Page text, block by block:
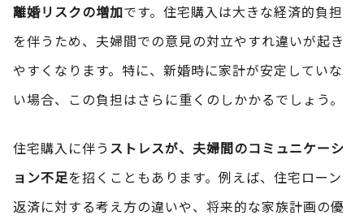
離婚リスクの増加です。住宅購入は大きな経済的負担
を伴うため、夫婦間での意見の対立やすれ違いが起き
やすくなります。特に、新婚時に家計が安定していな
い場合、この負担はさらに重くのしかかるでしょう。
住宅購入に伴う ストレスが、夫婦間のコミュニケーシ
ョン不足を招くこともあります。例えば、住宅ローン
返済に対する考え方の違いや、将来的な家族計画の優